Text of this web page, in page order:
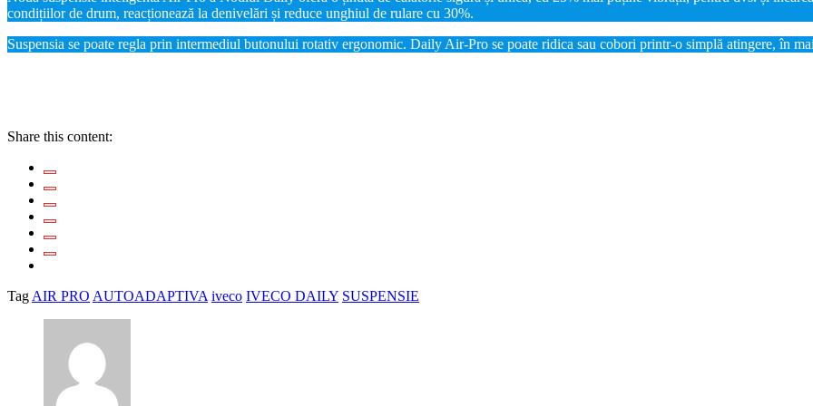
condițiilor de drum, reacționează la denivelări și reduce unghiul de rulare cu 30%.
Suspensia se poate regla prin intermediul butonului rotativ ergonomic. Daily Air-Pro se poate ridica sau cobori printr-o simplă atingere, în
Share this content:
Tag AIR PRO AUTOADAPTIVA iveco IVECO DAILY SUSPENSIE